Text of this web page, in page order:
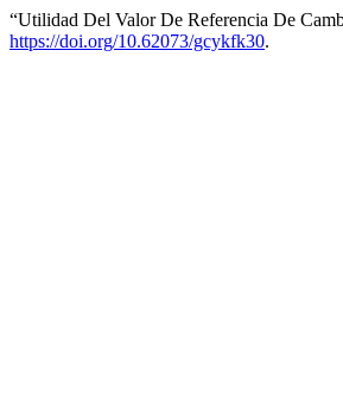
“Utilidad Del Valor De Referencia De
https://doi.org/10.62073/gcykfk30.